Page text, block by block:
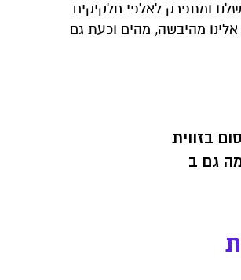
ומתפרק לאלפי חלקיקים
אלינו מהיבשה, מהים וכעת גם
בזווית
גם ב